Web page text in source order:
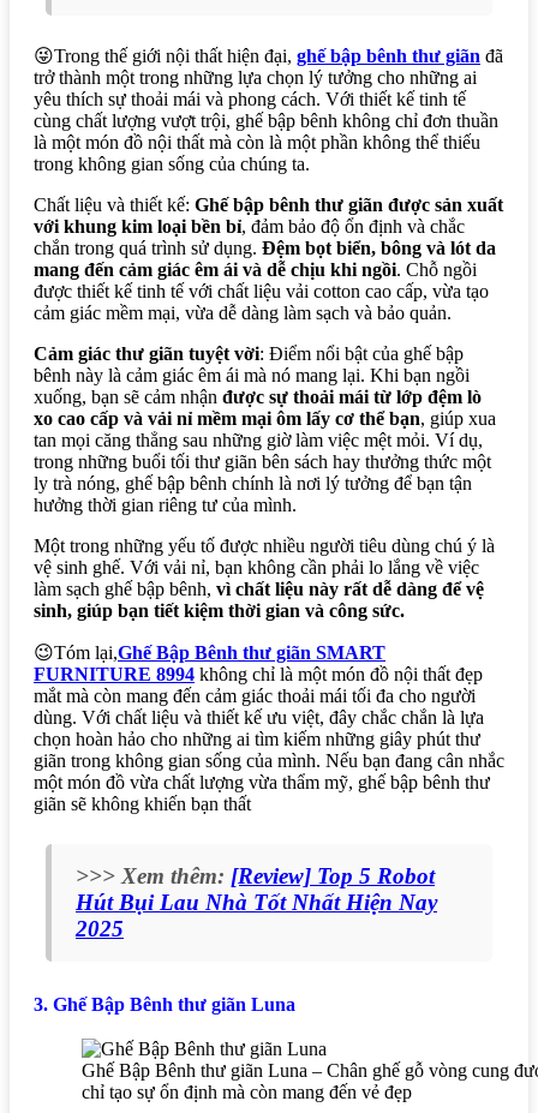
😜Trong thế giới nội thất hiện đại, ghế bập bênh thư giãn đã
trở thành một trong những lựa chọn lý tưởng cho những ai
yêu thích sự thoải mái và phong cách. Với thiết kế tinh tế
cùng chất lượng vượt trội, ghế bập bênh không chỉ đơn thuần
là một món đồ nội thất mà còn là một phần không thể thiếu
trong không gian sống của chúng ta.
Chất liệu và thiết kế: Ghế bập bênh thư giãn được sản xuất
với khung kim loại bền bỉ, đảm bảo độ ổn định và chắc
chắn trong quá trình sử dụng. Đệm bọt biển, bông và lót da
mang đến cảm giác êm ái và dễ chịu khi ngồi. Chỗ ngồi
được thiết kế tinh tế với chất liệu vải cotton cao cấp, vừa tạo
cảm giác mềm mại, vừa dễ dàng làm sạch và bảo quản.
Cảm giác thư giãn tuyệt vời: Điểm nổi bật của ghế bập
bênh này là cảm giác êm ái mà nó mang lại. Khi bạn ngồi
xuống, bạn sẽ cảm nhận được sự thoải mái từ lớp đệm lò
xo cao cấp và vải nỉ mềm mại ôm lấy cơ thể bạn, giúp xua
tan mọi căng thẳng sau những giờ làm việc mệt mỏi. Ví dụ,
trong những buổi tối thư giãn bên sách hay thưởng thức một
ly trà nóng, ghế bập bênh chính là nơi lý tưởng để bạn tận
hưởng thời gian riêng tư của mình.
Một trong những yếu tố được nhiều người tiêu dùng chú ý là
vệ sinh ghế. Với vải nỉ, bạn không cần phải lo lắng về việc
làm sạch ghế bập bênh, vì chất liệu này rất dễ dàng để vệ
sinh, giúp bạn tiết kiệm thời gian và công sức.
😉Tóm lại,Ghế Bập Bênh thư giãn SMART
FURNITURE 8994 không chỉ là một món đồ nội thất đẹp
mắt mà còn mang đến cảm giác thoải mái tối đa cho người
dùng. Với chất liệu và thiết kế ưu việt, đây chắc chắn là lựa
chọn hoàn hảo cho những ai tìm kiếm những giây phút thư
giãn trong không gian sống của mình. Nếu bạn đang cân nhắc
một món đồ vừa chất lượng vừa thẩm mỹ, ghế bập bênh thư
giãn sẽ không khiến bạn thất
>>> Xem thêm: [Review] Top 5 Robot
Hút Bụi Lau Nhà Tốt Nhất Hiện Nay
2025
3. Ghế Bập Bênh thư giãn Luna
Ghế Bập Bênh thư giãn Luna – Chân ghế gỗ vòng cung
chỉ tạo sự ổn định mà còn mang đến vẻ đẹp